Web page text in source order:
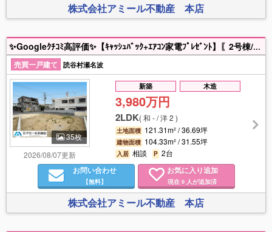
株式会社アミール不動産 本店
✨Googleｸﾁｺﾐ高評価✨【ｷｬｯｼｭﾊﾞｯｸ+ｴｱｺﾝ家電ﾌﾟﾚｾﾞﾝﾄ】〖2号棟/全2棟〗 ◆当物件グループ会社出身である営業担当が最もお得な購入方法、建物に関する相談、住宅ローン等の不安事について親身に対応いたします😊 〇土日,祝もいつでも見学できます 〇家具家電も住宅ローンに組込み可 〇住宅ローン審査だけでもOK ※建物価格以外に必要な諸費用の抑え方も全力で対応させていただきますのでお気軽になんでもご相談ください！ “一生に一度の大きなお買い物✨お得に買うなら【アミール不動産】✨にお任せください！！”
売買一戸建て
読谷村瀬名波
35枚
2026/08/07更新
新築 木造
3,980万円
2LDK(和 - / 洋 2 )
土地面積 121.31m² / 36.69坪
建物面積 104.33m² / 31.55坪
入居 相談P 2台
お問い合わせ
【無料】
お気に入り追加
現在 0 人が追加済
株式会社アミール不動産 本店